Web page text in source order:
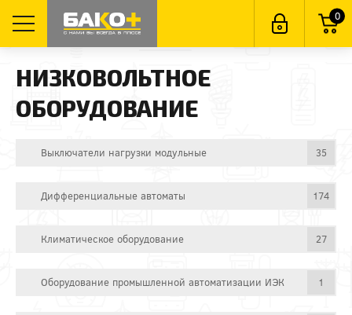
0
НИЗКОВОЛЬТНОЕ
ОБОРУДОВАНИЕ
Выключатели нагрузки модульные 35
Дифференциальные автоматы 174
Климатическое оборудование 27
Оборудование промышленной автоматизации ИЭК 1